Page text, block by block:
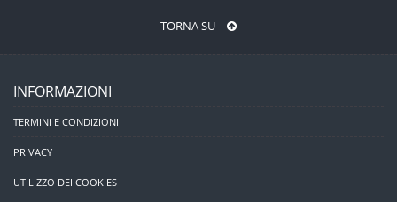
TORNA SU
INFORMAZIONI
TERMINI E CONDIZIONI
PRIVACY
UTILIZZO DEI COOKIES